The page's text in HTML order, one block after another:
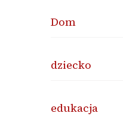
Dom
dziecko
edukacja